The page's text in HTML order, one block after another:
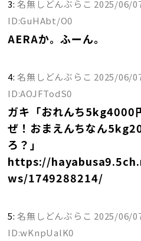
3:名無しどんぶらこ 2025/06/
ID:GuHAbt/O0
AERAか。ふーん。
4:名無しどんぶらこ 2025/06/
ID:AOJFTodS0
ガキ「おれんち5kg4000
ぜ！おまえんちなん
ろ？」
https://
ws/1749288214/
5:名無しどんぶらこ 2025/06/
ID:wKnpUalK0